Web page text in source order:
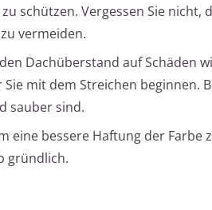
schützen. Vergessen Sie nicht,
vermeiden.
Dachüberstand auf Schäden
mit dem Streichen beginnen.
sauber sind.
eine bessere Haftung der Farbe
gründlich.